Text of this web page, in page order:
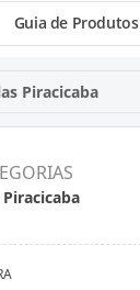
tinta,
etc
Guia de Produtos
Piracicaba
Piracicaba